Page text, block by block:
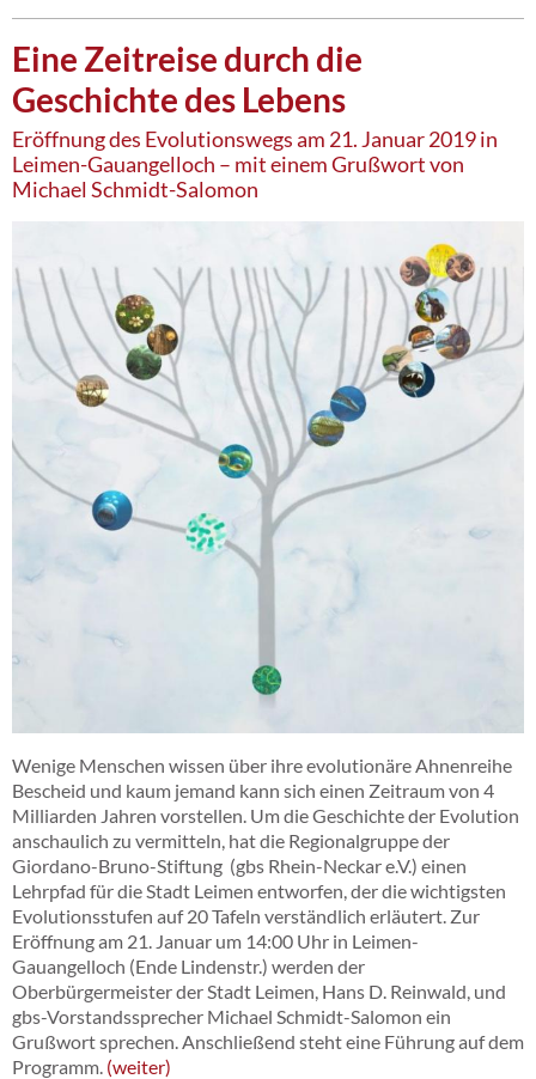
Eine Zeitreise durch die
Geschichte des Lebens
Eröffnung des Evolutionswegs am 21. Januar 2019 in
Leimen-Gauangelloch – mit einem Grußwort von
Michael Schmidt-Salomon
Wenige Menschen wissen über ihre evolutionäre Ahnenreihe
Bescheid und kaum jemand kann sich einen Zeitraum von 4
Milliarden Jahren vorstellen. Um die Geschichte der Evolution
anschaulich zu vermitteln, hat die Regionalgruppe der
Giordano-Bruno-Stiftung (gbs Rhein-Neckar e.V.) einen
Lehrpfad für die Stadt Leimen entworfen, der die wichtigsten
Evolutionsstufen auf 20 Tafeln verständlich erläutert. Zur
Eröffnung am 21. Januar um 14:00 Uhr in Leimen-
Gauangelloch (Ende Lindenstr.) werden der
Oberbürgermeister der Stadt Leimen, Hans D. Reinwald, und
gbs-Vorstandssprecher Michael Schmidt-Salomon ein
Grußwort sprechen. Anschließend steht eine Führung auf dem
Programm. weiter